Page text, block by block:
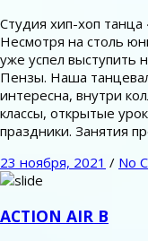
Студия хип-хоп танца
Несмотря на столь
уже успел выступить
Пензы. Наша
интересна, внутри
классы, открытые
праздники. Занятия
23 ноября, 2021 / No
ACTION AIR В